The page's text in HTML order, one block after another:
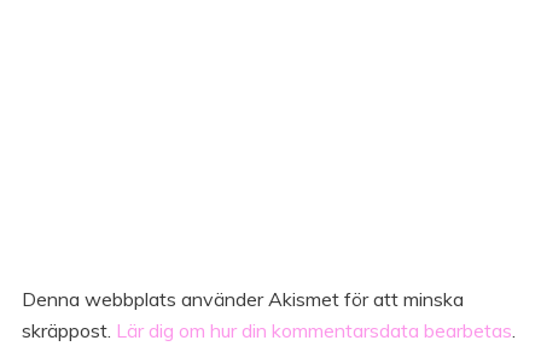
Denna webbplats använder Akismet för att minska
skräppost. Lär dig om hur din kommentarsdata bearbetas.